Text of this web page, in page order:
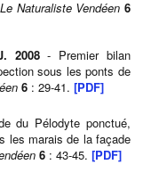
Le Naturaliste Vendéen 6
2008- Premier bilan
sous les ponts de
6 : 29-41. [PDF]
du Pélodyte ponctué,
les marais de la façade
6 : 43-45. [PDF]